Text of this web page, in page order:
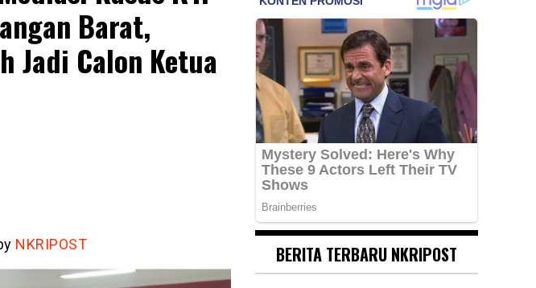
Barat,
Jadi Calon Ketua
NKRIPOST BERITA TERBARU NKRIPOST